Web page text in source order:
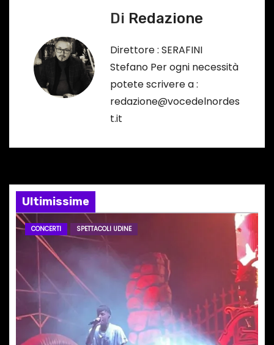
e
a
t
i
c
Di Redazione
Direttore : SERAFINI
Stefano Per ogni necessità
potete scrivere a :
redazione@vocedelnordes
t.it
Ultimissime
CONCERTI SPETTACOLI UDINE